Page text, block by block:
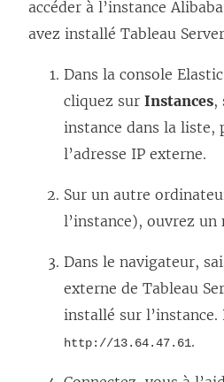
accéder à l’instance
avez installé Tableau Server
Dans la console
cliquez sur Instances,
instance dans la liste,
l’adresse IP externe.
Sur un autre
l’instance), ouvrez un
Dans le navigateur,
externe de Tableau
installé sur l’instance.
http://13.64.47.61.